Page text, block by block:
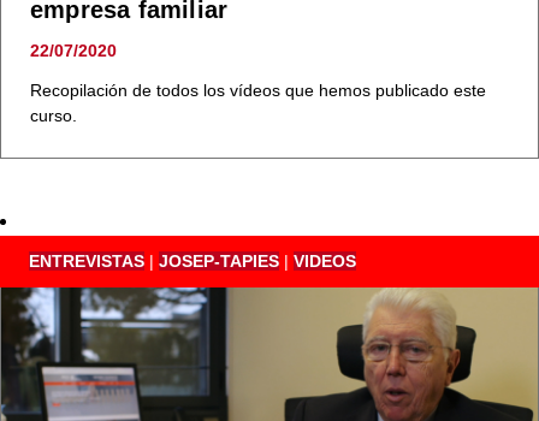
empresa familiar
22/07/2020
Recopilación de todos los vídeos que hemos publicado este
curso.
ENTREVISTAS | JOSEP-TAPIES | VIDEOS